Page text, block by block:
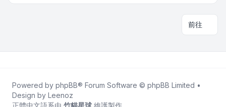
前往
Powered by phpBB® Forum Software © phpBB Limited •
Design by Leenoz
正體中文語系由 竹貓星球 維護製作